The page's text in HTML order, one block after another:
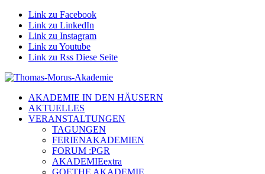
Link zu Facebook
Link zu LinkedIn
Link zu Instagram
Link zu Youtube
Link zu Rss Diese Seite
AKADEMIE IN DEN HÄUSERN
AKTUELLES
VERANSTALTUNGEN
TAGUNGEN
FERIENAKADEMIEN
FORUM :PGR
AKADEMIEextra
GOETHE AKADEMIE